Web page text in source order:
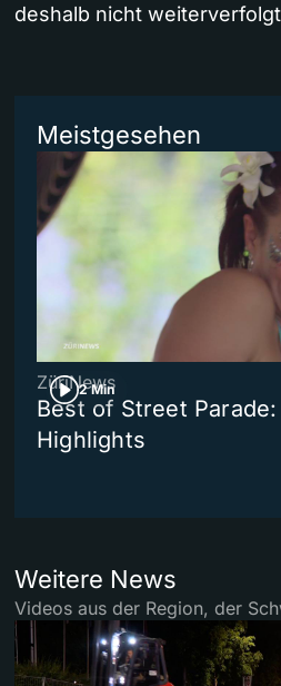
deshalb nicht
Meistgesehen
2 Min
ZüriNews
Best of Street
Highlights
Weitere News
Videos aus der Region, der